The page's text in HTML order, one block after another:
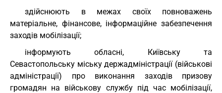
здійснюють в межах своїх повноважень
матеріальне, фінансове, інформаційне забезпечення
заходів мобілізації;
інформують обласні, Київську та
Севастопольську міську держадміністрації (військові
адміністрації) про виконання заходів призову
громадян на військову службу під час мобілізації,